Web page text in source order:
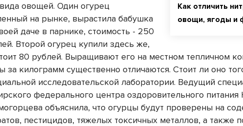
Как отличить
овощи, ягоды и
овощей. Один огурец
на рынке, вырастила бабушка
даче в парнике, стоимость - 250
Второй огурец купили здесь же,
80 рублей. Выращивают его на местном тепличном
за килограмм существенно отличаются. Стоит ли оно
исследовательской лаборатории. Ведущий
федерального центра оздоровительного
объяснила, что огурцы будут проверены на
пестицидов, тяжелых токсичных металлов, а также